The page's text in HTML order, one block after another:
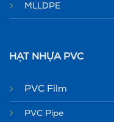
MLLDPE
HẠT NHỰA PVC
PVC Film
PVC Pipe